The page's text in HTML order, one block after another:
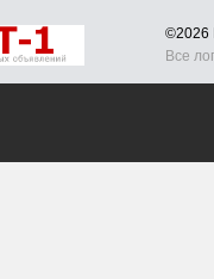
©2026
Все